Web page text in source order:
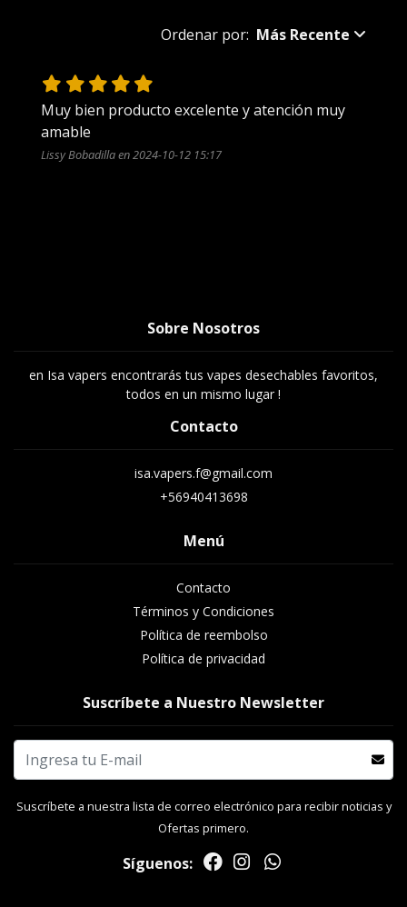
Ordenar por: Más Recente
Muy bien producto excelente y atención muy
Lissy Bobadilla en 2024-10-12 15:17
Sobre Nosotros
en Isa vapers encontrarás tus vapes desechables favoritos,
todos en un mismo lugar !
Contacto
isa.vapers.f@gmail.com
+56940413698
Menú
Contacto
Términos y Condiciones
Política de reembolso
Política de privacidad
Suscríbete a Nuestro Newsletter
Suscríbete a nuestra lista de correo electrónico para recibir noticias y
Ofertas primero.
Síguenos: